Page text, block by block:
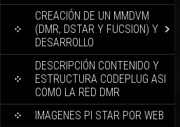
CREACIÓN DE UN MMDVM
(DMR, DSTAR Y FUCSION) Y
DESARROLLO
DESCRIPCIÓN CONTENIDO Y
ESTRUCTURA CODEPLUG ASI
COMO LA RED DMR
IMAGENES PI STAR POR WEB